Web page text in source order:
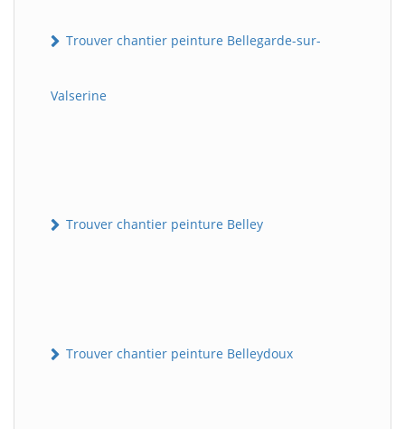
Trouver chantier peinture Bellegarde-sur-
Valserine
Trouver chantier peinture Belley
Trouver chantier peinture Belleydoux